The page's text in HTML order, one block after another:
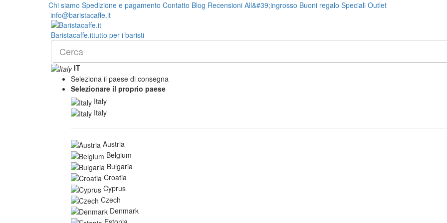
Chi siamo Spedizione e pagamento Contatto Blog Recensioni All&#39;ingrosso Buoni regalo Speciali Outlet
info@baristacaffe.it
Baristacaffe.ittutto per i baristi
IT
Seleziona il paese di consegna
Selezionare il proprio paese
Italy
Italy
Austria
Belgium
Bulgaria
Croatia
Cyprus
Czech
Denmark